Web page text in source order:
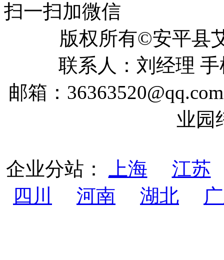
扫一扫加微信
版权所有©安平
联系人：刘经理 手
邮箱：
业园
企业分站： 上海
江苏
四川
河南 湖北